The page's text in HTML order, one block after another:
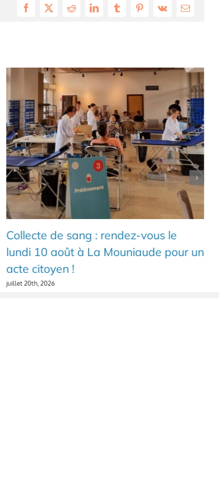
Facebook
X RedditLinkedInTumblrPinterest
Vk Email
Collecte de sang : rendez-vous le
lundi 10 août à La Mouniaude pour un
acte citoyen !
juillet 20th, 2026